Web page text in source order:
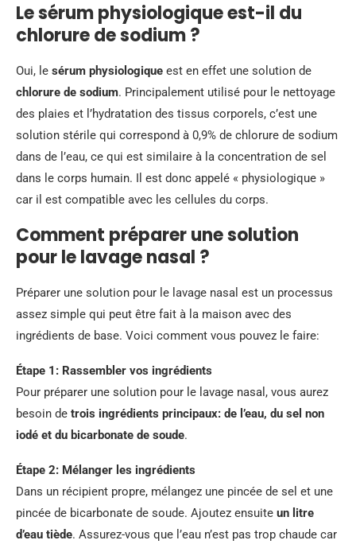
Le sérum physiologique est-il du
chlorure de sodium ?
Oui, le sérum physiologique est en effet une solution de
chlorure de sodium. Principalement utilisé pour le nettoyage
des plaies et l’hydratation des tissus corporels, c’est une
solution stérile qui correspond à 0,9% de chlorure de sodium
dans de l’eau, ce qui est similaire à la concentration de sel
dans le corps humain. Il est donc appelé « physiologique »
car il est compatible avec les cellules du corps.
Comment préparer une solution
pour le lavage nasal ?
Préparer une solution pour le lavage nasal est un processus
assez simple qui peut être fait à la maison avec des
ingrédients de base. Voici comment vous pouvez le faire:
Étape 1: Rassembler vos ingrédients
Pour préparer une solution pour le lavage nasal, vous aurez
besoin de trois ingrédients principaux: de l’eau, du sel non
iodé et du bicarbonate de soude.
Étape 2: Mélanger les ingrédients
Dans un récipient propre, mélangez une pincée de sel et une
pincée de bicarbonate de soude. Ajoutez ensuite un litre
d’eau tiède. Assurez-vous que l’eau n’est pas trop chaude car